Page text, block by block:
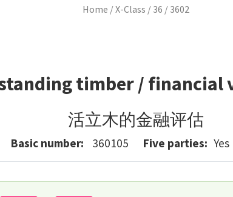
Breadcrumb
Home X-Class 36 3602
timber /
活立木的金融评估
Basic number 360105 Five parties Yes